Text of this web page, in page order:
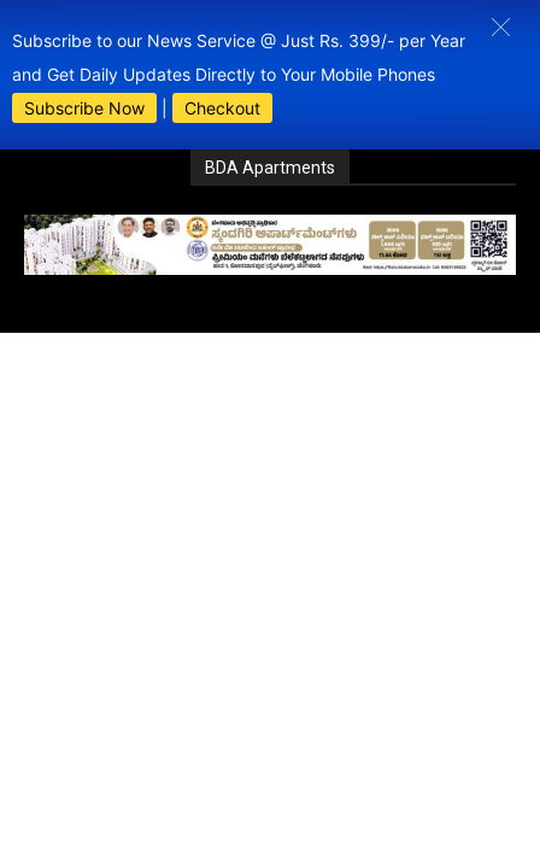
Subscribe to our News Service @ Just Rs. 399/- per Year
and Get Daily Updates Directly to Your Mobile Phones
Subscribe Now
Checkout
BDA Apartments